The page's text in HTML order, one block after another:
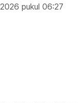
2026 pukul 06:27